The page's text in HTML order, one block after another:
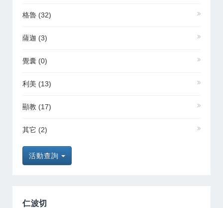
格魯 (32)
薩迦 (3)
覺囊 (0)
利美 (13)
顯教 (17)
其它 (2)
活動查詢
仁波切